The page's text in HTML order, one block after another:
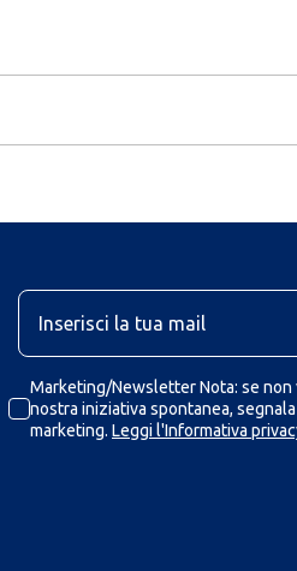
Marketing/Newsletter Nota: se non
nostra iniziativa spontanea,
marketing. Leggi l'Informativa